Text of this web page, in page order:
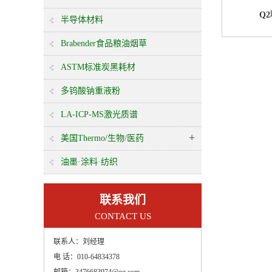
半导体材料
Brabender食品粮油烟草
ASTM标准炭黑耗材
多钨酸钠重液粉
LA-ICP-MS激光质谱
美国Thermo/生物/医药 +
油墨·涂料·纺织
联系我们
CONTACT US
联系人： 刘经理
电 话： 010-64834378
Q2